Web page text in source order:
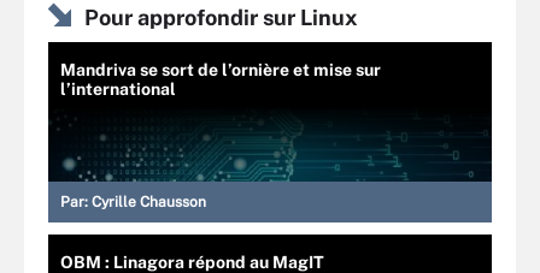
Pour approfondir sur Linux
Mandriva se sort de l’ornière et mise sur
l’international
Par: Cyrille Chausson
OBM : Linagora répond au MagIT